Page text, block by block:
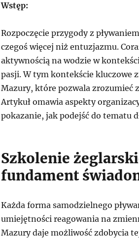
Wstęp:
Rozpoczęcie przygody z
czegoś więcej niż entuzjazmu.
aktywnością na wodzie w
pasji. W tym kontekście kluczowe
Mazury, które pozwala zrozumieć
Artykuł omawia aspekty
pokazanie, jak podejść do tematu
Szkolenie
fundament
Każda forma samodzielnego
umiejętności reagowania na
Mazury daje możliwość zdobycia